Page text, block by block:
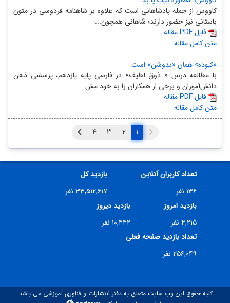
کاووس از جمله پادشاهانی است که علاوه بر شاهنامه فردوسی در متون
باستانی نیز حضور دارند؛ شاهانی همچون...
مقاله PDF فایل
متن کامل مقاله
«کبوده» همان «ندوشن» است
با مطالعه درس « ذوق لطیف» در فارسی پایه یازدهم، پرسشی ذهن
دانش‌آموزان و برخی از همکاران را به خود مش...
مقاله PDF فایل
متن کامل مقاله
۱
تعداد کاربران آنلاین
۱۳۶ نفر
بازدید کل
۳۳,۵۱۲,۶۱۷ نفر
بازدید امروز
۴,۲۱۵ نفر
بازدید دیروز
۱۰,۴۴۲ نفر
تعداد بازدید صفحه فعلی
۲۵۶,۰۴۹ نفر
کلیه حقوق این وب سایت متعلق به دفتر انتشارات و فناوری آموزشی می باشد.